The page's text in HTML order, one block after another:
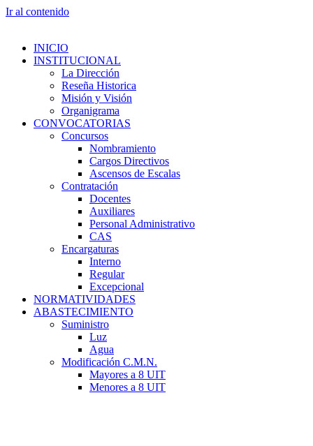
Ir al contenido
INICIO
INSTITUCIONAL
La Dirección
Reseña Historica
Misión y Visión
Organigrama
CONVOCATORIAS
Concursos
Nombramiento
Cargos Directivos
Ascensos de Escalas
Contratación
Docentes
Auxiliares
Personal Administrativo
CAS
Encargaturas
Interno
Regular
Excepcional
NORMATIVIDADES
ABASTECIMIENTO
Suministro
Luz
Agua
Modificación C.M.N.
Mayores a 8 UIT
Menores a 8 UIT